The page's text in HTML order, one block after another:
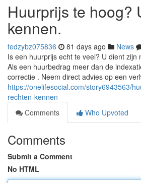
Huurprijs te hoog?
kennen.
tedzybz075836 81 days ago News
Is een huurprijs echt te veel? U dient zijn
Als een huurbedrag meer dan de
correctie . Neem direct advies op een
https://onelifesocial.com/story6943563/
rechten-kennen
Comments
Who Upvoted
Comments
Submit a Comment
No HTML